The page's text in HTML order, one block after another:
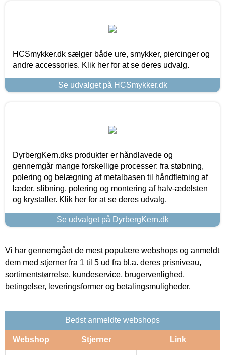
HCSmykker.dk sælger både ure, smykker, piercinger og
andre accessories. Klik her for at se deres udvalg.
Se udvalget på HCSmykker.dk
DyrbergKern.dks produkter er håndlavede og
gennemgår mange forskellige processer: fra støbning,
polering og belægning af metalbasen til håndfletning af
læder, slibning, polering og montering af halv-ædelsten
og krystaller. Klik her for at se deres udvalg.
Se udvalget på DyrbergKern.dk
Vi har gennemgået de mest populære webshops og anmeldt
dem med stjerner fra 1 til 5 ud fra bl.a. deres prisniveau,
sortimentstørrelse, kundeservice, brugervenlighed,
betingelser, leveringsformer og betalingsmuligheder.
Bedst anmeldte webshops
Webshop Stjerner Link